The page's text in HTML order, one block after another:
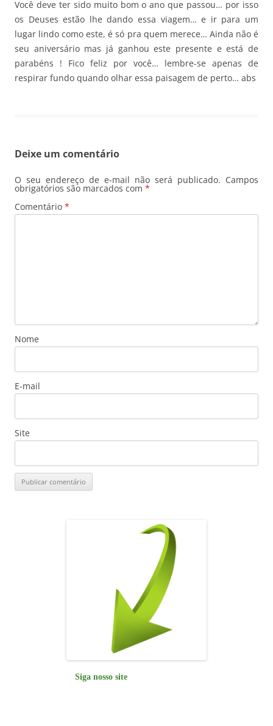
Você deve ter sido muito bom o ano que passou… por isso
os Deuses estão lhe dando essa viagem… e ir para um
lugar lindo como este, é só pra quem merece… Ainda não é
seu aniversário mas já ganhou este presente e está de
parabéns ! Fico feliz por você… lembre-se apenas de
respirar fundo quando olhar essa paisagem de perto… abs
Deixe um comentário
O seu endereço de e-mail não será publicado. Campos
obrigatórios são marcados com *
Comentário *
Nome
E-mail
Site
Siga nosso site